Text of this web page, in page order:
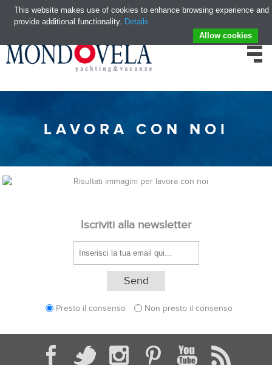
LAVORA CON NOI
Iscriviti alla newsletter
Presto il consenso Non presto il consenso
This website makes use of cookies to enhance browsing experience and
provide additional functionality. Details
Allow cookies